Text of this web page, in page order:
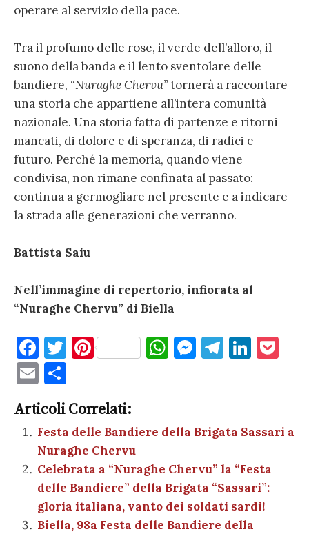
operare al servizio della pace.
Tra il profumo delle rose, il verde dell’alloro, il
suono della banda e il lento sventolare delle
bandiere, “Nuraghe Chervu”tornerà a raccontare
una storia che appartiene all’intera comunità
nazionale. Una storia fatta di partenze e ritorni
mancati, di dolore e di speranza, di radici e
futuro. Perché la memoria, quando viene
condivisa, non rimane confinata al passato:
continua a germogliare nel presente e a indicare
la strada alle generazioni che verranno.
Battista Saiu
Nell’immagine di repertorio, infiorata al
“Nuraghe Chervu” di Biella
F
a
c
e
b
o
o
k
T
te
r
Pi
es
t
W
A
p
p
M
g
er
T
a
m
Li
dI
n
et
E
m
ai
l
o
n
di
vi
di
Articoli Correlati:
Festa delle Bandiere della Brigata Sassari a
Nuraghe Chervu
Celebrata a “Nuraghe Chervu” la “Festa
delle Bandiere” della Brigata “Sassari”:
gloria italiana, vanto dei soldati sardi!
Biella, 98a Festa delle Bandiere della